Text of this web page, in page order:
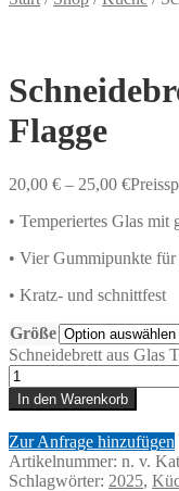
Flagge
20,00 € – 25,00 €
• Temperiertes Glas
• Vier Gummipunkte
• Kratz- und schnittfest
Größe
Schneidebrett aus Glas
In den Warenkorb
Zur Anfrage hinzufügen
Artikelnummer: n. v.
Schlagwörter: 2025,